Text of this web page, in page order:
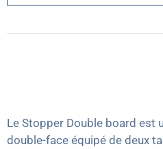
Le Stopper Double board est
double-face équipé de deux